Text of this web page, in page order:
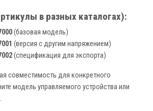
в разных каталогах):
(базовая модель)
(версия с другим напряжением)
(спецификация для экспорта)
совместимость для конкретного
модель управляемого устройства или